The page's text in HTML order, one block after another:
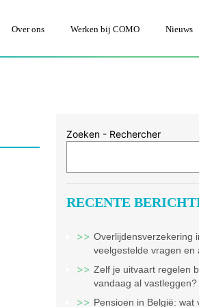
Over ons Werken bij COMO Nieuws
Zoeken - Rechercher
RECENTE
Overlijdensverzekering
veelgestelde vragen en
Zelf je uitvaart regelen
vandaag al vastleggen?
Pensioen in België: wat